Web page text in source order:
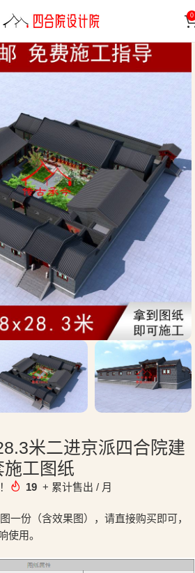
0
米二进京派四合院建
工图纸
19 + 累计售出 / 月
一份（含效果图），请直接购买即可，
使用。